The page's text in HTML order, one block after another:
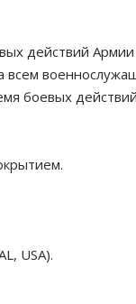
действий
всем
боевых
USA).